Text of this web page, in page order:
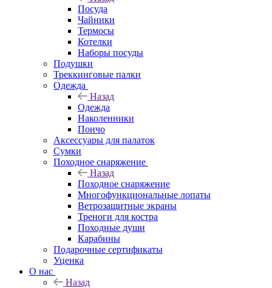
Посуда
Чайники
Термосы
Котелки
Наборы посуды
Подушки
Треккинговые палки
Одежда
Назад
Одежда
Наколенники
Пончо
Аксессуары для палаток
Сумки
Походное снаряжение
Назад
Походное снаряжение
Многофункциональные лопаты
Ветрозащитные экраны
Треноги для костра
Походные души
Карабины
Подарочные сертификаты
Уценка
О нас
Назад